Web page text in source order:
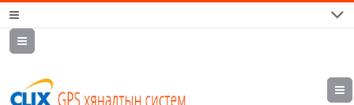
952223647